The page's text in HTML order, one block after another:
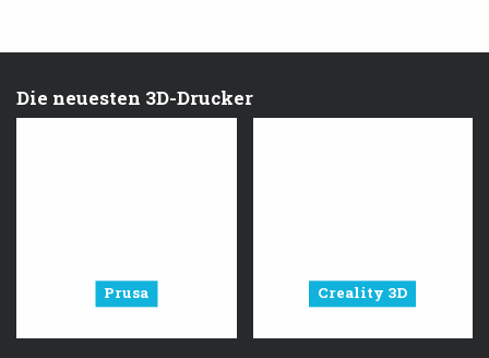
Die neuesten 3D-Drucker
Prusa Creality 3D